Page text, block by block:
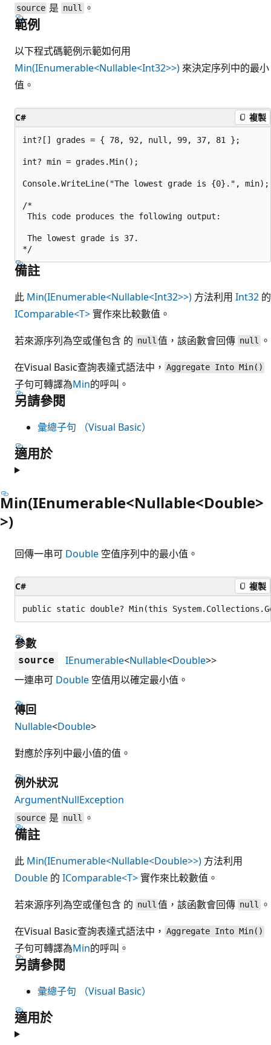
source 是 null 。
範例
以下程式碼範例示範如何用
Min(IEnumerable<Nullable<Int32>>) 來決定序列中的最小
值。
C# 複製
int?[] grades = { 78, 92, null, 99, 37, 81 };
int? min = grades.Min();
Console.WriteLine("The lowest grade is {0}.", min);
/*
This code produces the following output:
The lowest grade is 37.
備註
此 Min(IEnumerable<Nullable<Int32>>) 方法利用 Int32 的
IComparable<T>實作來比較數值。
若來源序列為空或僅包含 的 null 值，該函數會回傳 null 。
在Visual Basic查詢表達式語法中， Aggregate Into Min()
子句可轉譯為Min的呼叫。
另請參閱
彙總子句 （Visual Basic）
適用於
Min(IEnumerable<Nullable<Double>
>)
回傳一串可 Double 空值序列中的最小值。
C# 複製
public static double? Min(this
參數
source IEnumerable<Nullable<Double>>
一連串可 Double 空值用以確定最小值。
傳回
Nullable<Double>
對應於序列中最小值的值。
例外狀況
ArgumentNullException
source 是 null 。
備註
此 Min(IEnumerable<Nullable<Double>>) 方法利用
Double 的 IComparable<T>實作來比較數值。
若來源序列為空或僅包含 的 null 值，該函數會回傳 null 。
在Visual Basic查詢表達式語法中， Aggregate Into Min()
子句可轉譯為Min的呼叫。
另請參閱
彙總子句 （Visual Basic）
適用於